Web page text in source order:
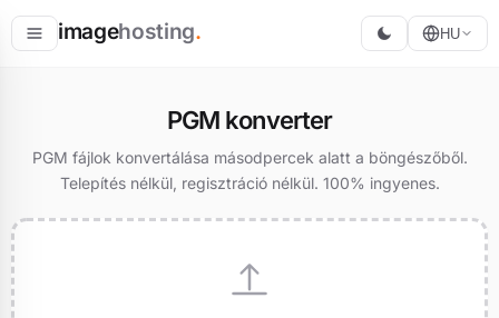
imagehosting.
Átméretezés
HU
PGM konverter
PGM fájlok konvertálása másodpercek alatt a böngészőből.
Telepítés nélkül, regisztráció nélkül. 100% ingyenes.